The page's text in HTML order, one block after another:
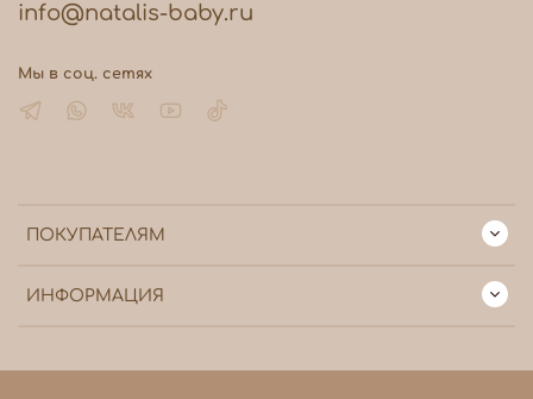
ПОКУПАТЕЛЯМ
ИНФОРМАЦИЯ
info@natalis-baby.ru
Мы в соц. сетях